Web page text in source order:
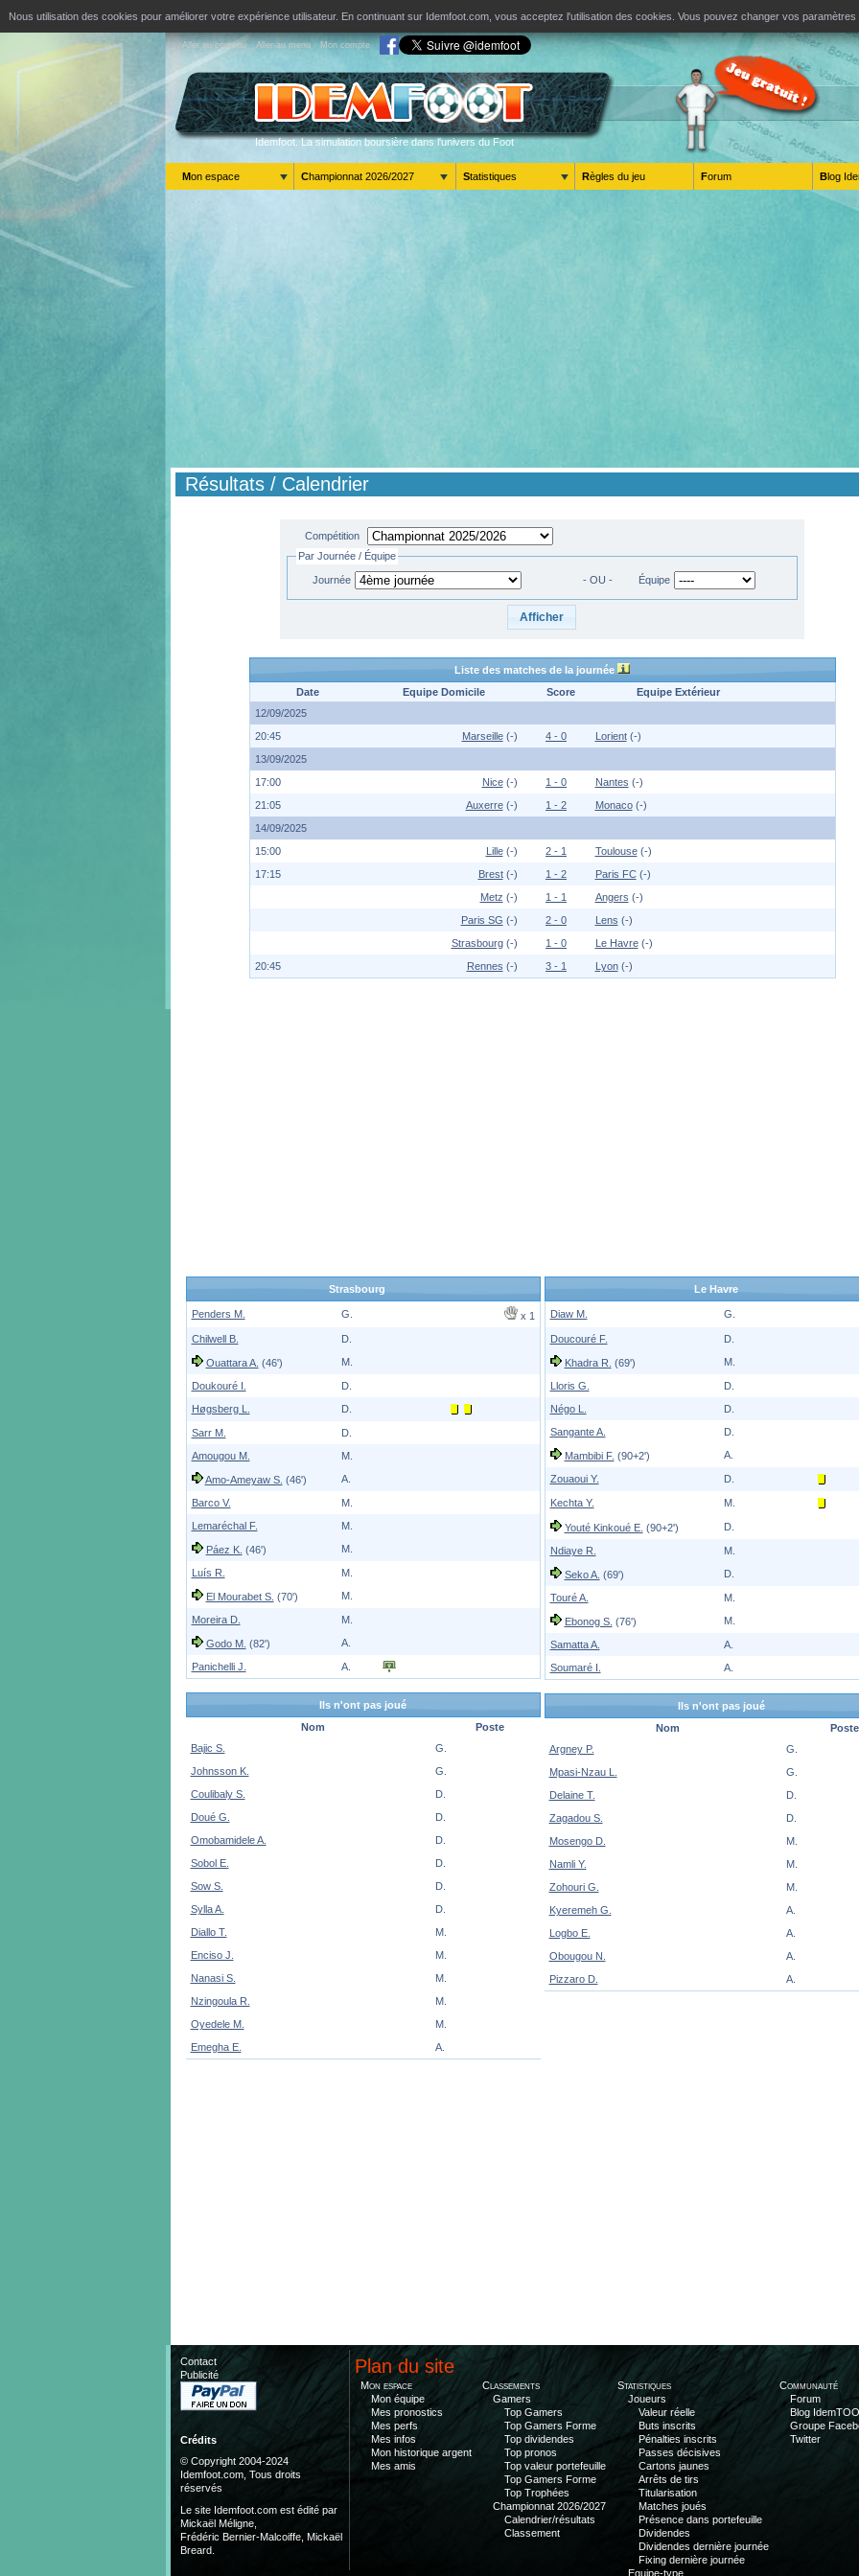
Nous utilisation des cookies pour améliorer votre expérience utilisateur. En continuant sur Idemfoot.com, vous acceptez l'utilisation des cookies. Vous pouvez changer vos
Aller au contenu Aller au menu Mon compte
Idemfoot. La simulation boursière dans l'univers du Foot
Mon espace Championnat 2026/2027 Statistiques Règles du jeu Forum Blog
Résultats / Calendrier
Compétition
Par Journée / Équipe
Journée - OU - Équipe
Liste des matches de la journée
Date
Equipe Domicile Score
Equipe Extérieur
12/09/2025
20:45
Marseille(-) 4 - 0 Lorient(-)
13/09/2025
17:00
Nice(-) 1 - 0 Nantes (-)
21:05
Auxerre(-) 1 - 2 Monaco(-)
14/09/2025
15:00
Lille(-) 2 - 1 Toulouse(-)
17:15
Brest(-) 1 - 2 Paris FC(-)
Metz (-) 1 - 1 Angers (-)
Paris SG (-) 2 - 0 Lens (-)
Strasbourg(-) 1 - 0 Le Havre(-)
20:45
Rennes (-) 3 - 1 Lyon(-)
Strasbourg
Penders M. G.
x 1
Chilwell B.
D.
Ouattara A. (46') M.
Doukouré I.
D.
Høgsberg L.
D.
Sarr M.
D.
Amougou M.
M.
Amo-Ameyaw S. (46') A.
Barco V.
M.
Lemaréchal F.
M.
Páez K. (46') M.
Luís R. M.
El Mourabet S. (70') M.
Moreira D. M.
Godo M. (82') A.
Panichelli J. A.
Ils n'ont pas joué
Nom
Poste
Bajic S.
G.
Johnsson K.
G.
Coulibaly S.
D.
Doué G.
D.
Omobamidele A.
D.
Sobol E.
D.
Sow S.
D.
Sylla A.
D.
Diallo T.
M.
Enciso J.
M.
Nanasi S.
M.
Nzingoula R.
M.
Oyedele M.
M.
Emegha E.
A.
Le Havre
Diaw M. G.
Doucouré F. D.
Khadra R. (69') M.
Lloris G.
D.
Négo L.
D.
Sangante A.
D.
Mambibi F. (90+2') A.
Zouaoui Y. D.
Kechta Y. M.
Youté Kinkoué E. (90+2') D.
Ndiaye R. M.
Seko A. (69') D.
Touré A. M.
Ebonog S. (76') M.
Samatta A.
A.
Soumaré I.
A.
Ils n'ont pas joué
Nom
Poste
Argney P.
G.
Mpasi-Nzau L.
G.
Delaine T.
D.
Zagadou S.
D.
Mosengo D.
M.
Namli Y.
M.
Zohouri G.
M.
Kyeremeh G.
A.
Logbo E.
A.
Obougou N.
A.
Pizzaro D.
A.
Contact
Publicité
Crédits
© Copyright 2004-2024
Idemfoot.com, Tous droits
réservés
Le site Idemfoot.com est édité par
Mickaël Méligne,
Frédéric Bernier-Malcoiffe, Mickaël
Breard.
Plan du site
Mon espace
Mon équipe
Mes pronostics
Mes perfs
Mes infos
Mon historique argent
Mes amis
Classements
Gamers
Top Gamers
Top Gamers Forme
Top dividendes
Top pronos
Top valeur portefeuille
Top Gamers Forme
Top Trophées
Championnat 2026/2027
Calendrier/résultats
Classement
Statistiques
Joueurs
Valeur réelle
Buts inscrits
Pénalties inscrits
Passes décisives
Cartons jaunes
Arrêts de tirs
Titularisation
Matches joués
Présence dans portefeuille
Dividendes
Dividendes dernière journée
Fixing dernière journée
Equipe-type
Communauté
Forum
Blog
Groupe
Twitter